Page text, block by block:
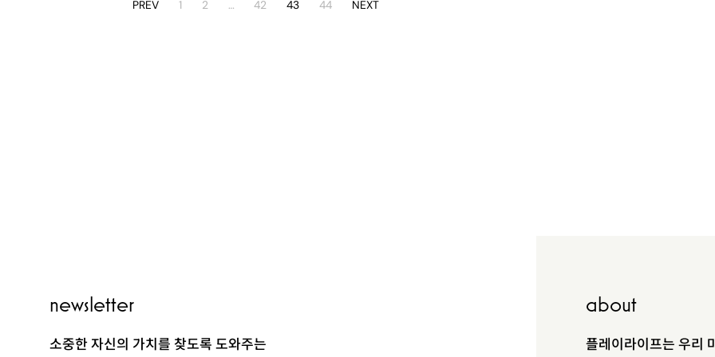
PEOPLE
PREV 1 2 … 42 43 44 NEXT
newsletter
소중한 자신의 가치를 찾도록 도와주는
about
플레이라이프는 우리